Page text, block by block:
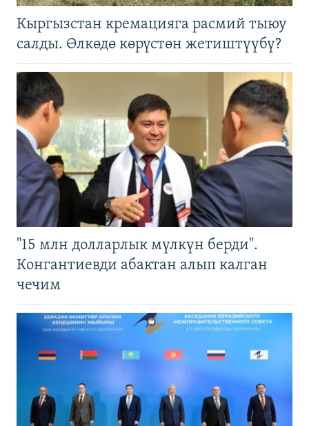
Кыргызстан кремацияга расмий тыюу
салды. Өлкөдө көрүстөн жетиштүүбү?
"15 млн долларлык мүлкүн берди".
Конгантиевди абактан алып калган
чечим